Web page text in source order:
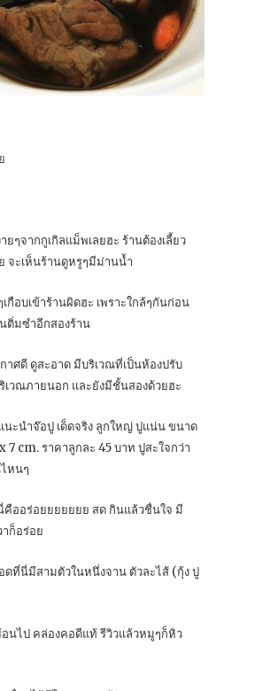
ยๆจากกูเกิลแม็พเลยฮะ ร้านต้องเลี้ยว
จะเห็นร้านดูหรูๆมีม่านน้ำ
กือบเข้าร้านผิดฮะ เพราะใกล้ๆกันก่อน
ติ่มซำอีกสองร้าน
าศดี ดูสะอาด มีบริเวณที่เป็นห้องปรับ
เวณภายนอก และยังมีชั้นสองด้วยฮะ
ะนำจ๊อปู เด็ดจริง ลูกใหญ่ ปูแน่น ขนาด
cm. ราคาลูกละ 45 บาท ปูสะใจกว่า
หนๆ
ออร่อยยยยยยย สด กินแล้วชื่นใจ มี
าก็อร่อย
ดที่นี่มีสามตัวในหนึ่งจาน ตัวละไส้ (กุ้ง ปู
นไป คล่องคอดีแท้ รีวิวแล้วหมูๆก็หิว